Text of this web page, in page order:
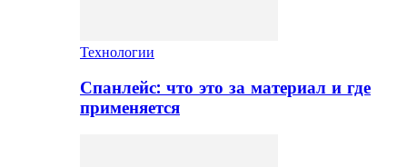
Технологии
Спанлейс: что это за материал и где
применяется